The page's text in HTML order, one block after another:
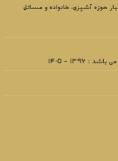
حوزه آشپزی، خانواده و مسائل